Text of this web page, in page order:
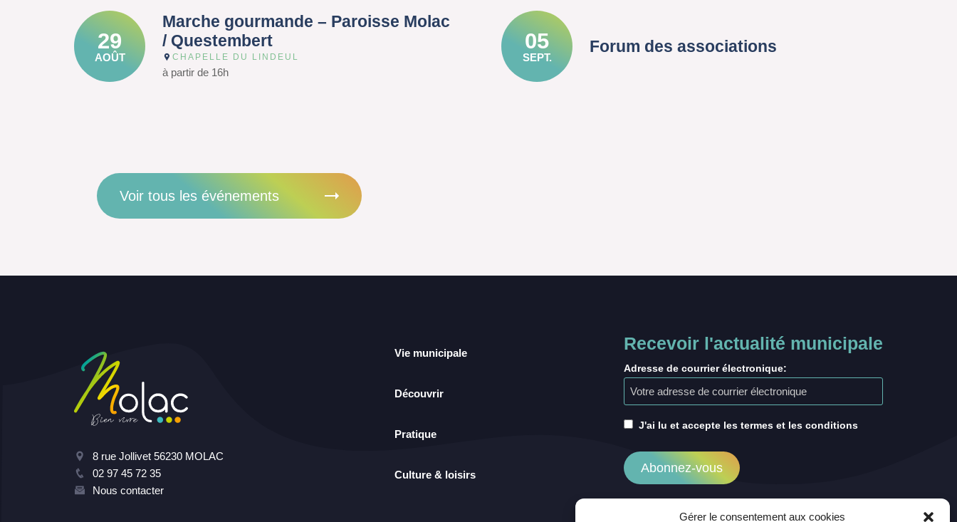
Gérer le consentement aux cookies
29
AOÛT
Marche gourmande – Paroisse Molac
/ Questembert
CHAPELLE DU LINDEUL
à partir de 16h
05
SEPT.
Forum des associations
Voir tous les événements
8 rue Jollivet 56230 MOLAC
02 97 45 72 35
Nous contacter
Vie municipale
Découvrir
Pratique
Culture & loisirs
Recevoir l'actualité municipale
Adresse de courrier électronique:
J'ai lu et accepte les termes et les conditions